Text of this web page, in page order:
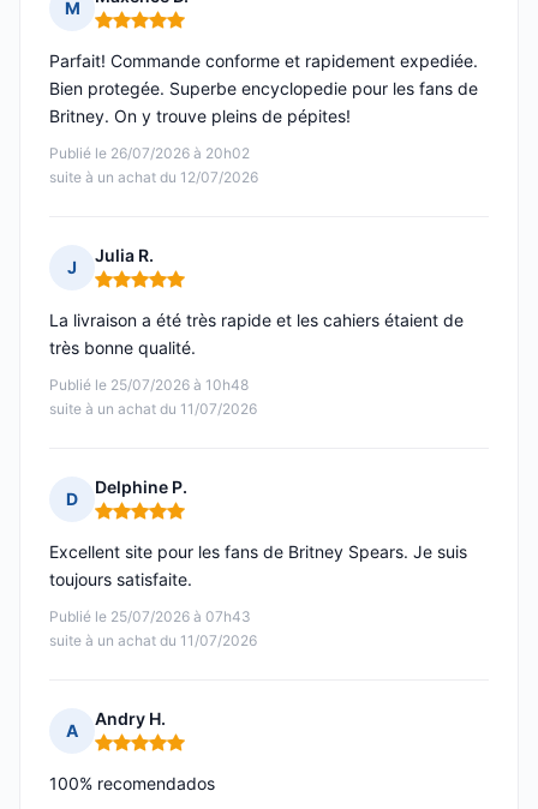
M
Note : 5 sur 5
Publié le 26/07/2026 à 20h02
suite à un achat du 12/07/2026
Parfait! Commande conforme et rapidement expediée.
Bien protegée. Superbe encyclopedie pour les fans de
Britney. On y trouve pleins de pépites!
J
Julia R.
Note : 5 sur 5
Publié le 25/07/2026 à 10h48
suite à un achat du 11/07/2026
La livraison a été très rapide et les cahiers étaient de
très bonne qualité.
D
Delphine P.
Note : 5 sur 5
Publié le 25/07/2026 à 07h43
suite à un achat du 11/07/2026
Excellent site pour les fans de Britney Spears. Je suis
toujours satisfaite.
A
Andry H.
Note : 5 sur 5
100% recomendados